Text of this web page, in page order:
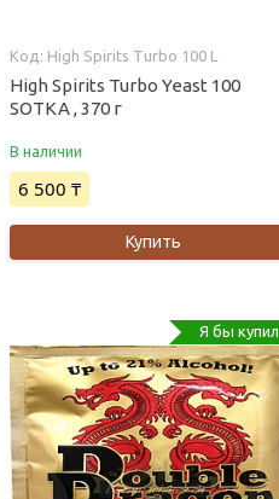
High Spirits Turbo 100 L
High Spirits Turbo Yeast 100
SOTKA , 370 г
В наличии
6 500 ₸
Купить
Я бы купил